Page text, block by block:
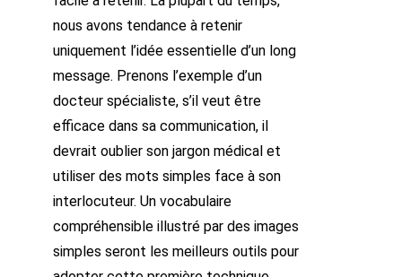
nous avons tendance à retenir
uniquement l’idée essentielle d’un long
message. Prenons l’exemple d’un
docteur spécialiste, s’il veut être
efficace dans sa communication, il
devrait oublier son jargon médical et
utiliser des mots simples face à son
interlocuteur. Un vocabulaire
compréhensible illustré par des images
simples seront les meilleurs outils pour